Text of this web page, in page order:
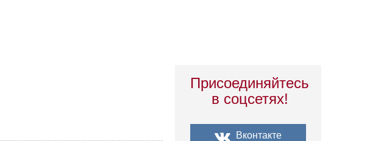
Присоединяйтесь
в соцсетях!
Вконтакте